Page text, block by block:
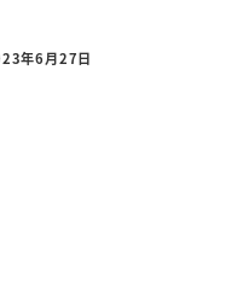
年6月27日